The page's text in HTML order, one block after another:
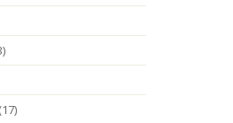
(17)